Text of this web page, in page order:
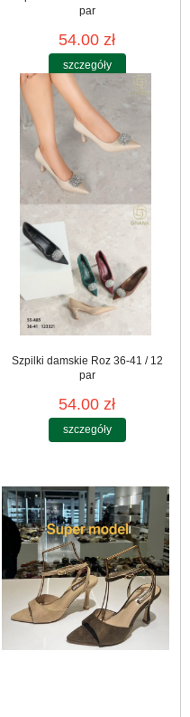
par
54.00 zł
szczegóły
Szpilki damskie Roz 36-41 / 12
par
54.00 zł
szczegóły